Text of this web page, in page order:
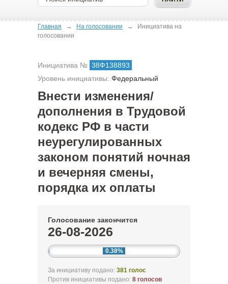
Главная → На голосовании →
Инициатива на
голосовании
Инициатива № 38Ф138893
Уровень инициативы: Федеральный
Внести изменения/
дополнения в Трудовой
кодекс РФ в части
неурегулированных
законом понятий ночная
и вечерняя смены,
порядка их оплаты
Голосование закончится
26-08-2026
0.38%
За инициативу подано: 381 голос
Против инициативы подано: 8 голосов